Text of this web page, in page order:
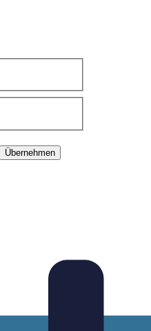
Übernehmen